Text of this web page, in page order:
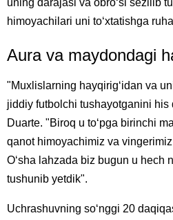
himoyachilari uni toʻxtatishga
Aura va maydondagi
"Muxlislarning hayqirigʻidan va
jiddiy futbolchi tushayotganini
Duarte. "Biroq u toʻpga birinchi
qanot himoyachimiz va
Oʻsha lahzada biz bugun u hech
tushunib yetdik".
Uchrashuvning soʻnggi 20